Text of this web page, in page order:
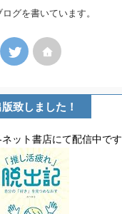
ログを書いています。
致しました！
ット書店にて配信中です